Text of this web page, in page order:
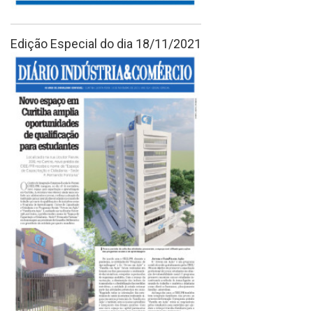
Edição Especial do dia 18/11/2021